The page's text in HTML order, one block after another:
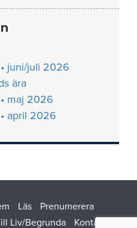
juni/juli 2026
ära
maj 2026
april 2026
Läs
Prenumerera
Liv/Begrunda
Kontakt